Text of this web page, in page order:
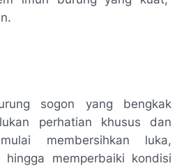
sogon yang bengkak
perhatian khusus dan
membersihkan luka,
hingga memperbaiki kondisi